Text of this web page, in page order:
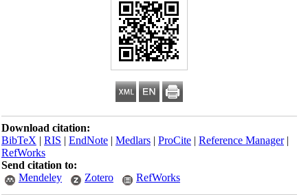
Download citation:
BibTeX|RIS|EndNote|Medlars|ProCite|Reference Manager
RefWorks
Send citation to:
Mendeley
Zotero RefWorks